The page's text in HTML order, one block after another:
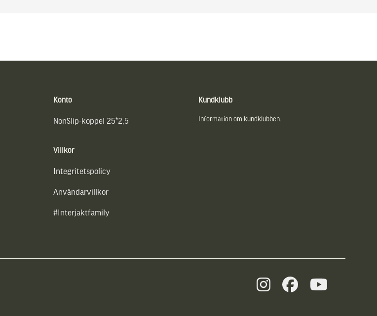
Konto
NonSlip-koppel 25*2,5
Villkor
Integritetspolicy
Användarvillkor
#Interjaktfamily
Kundklubb
Information om kundklubben.